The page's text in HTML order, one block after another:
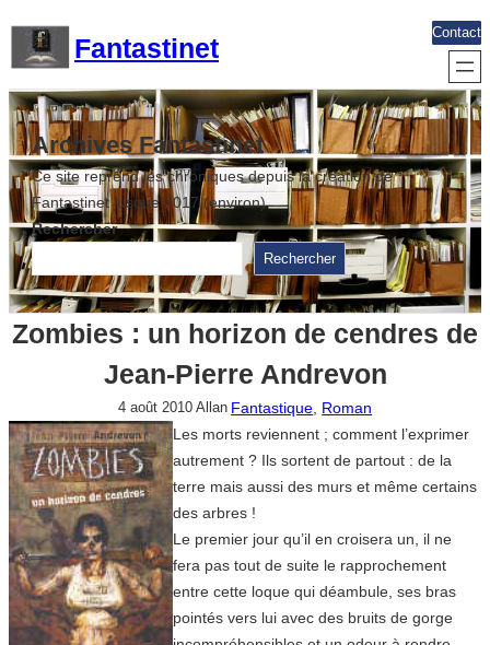
contenu
Fantastinet
Contact
Archives Fantastinet
Ce site reprend les chroniques depuis la création de
Fantastinet jusque 2017 (environ)
Rechercher
Rechercher
Zombies : un horizon de cendres de
Jean-Pierre Andrevon
4 août 2010 Allan Fantastique Roman
Les morts reviennent ; comment l’exprimer
autrement ? Ils sortent de partout : de la
terre mais aussi des murs et même certains
des arbres !
Le premier jour qu’il en croisera un, il ne
fera pas tout de suite le rapprochement
entre cette loque qui déambule, ses bras
pointés vers lui avec des bruits de gorge